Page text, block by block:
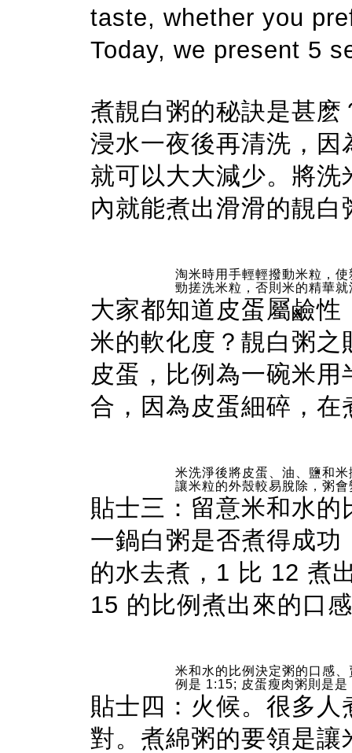
taste, whether you
Today, we present 5
煮靚白粥的秘訣是甚
浸水一夜後再清洗，
就可以大大減少。將
內就能煮出滑滑的靚白
淘米時用手輕輕撥動米粒，
勁搓洗米粒，否則米的精華就
大家都知道皮蛋屬鹼
米的軟化度？靚白粥
皮蛋，比例為一碗米
合，因為皮蛋細碎，
米洗淨後將皮蛋、油、鹽和
讓米粒的外殼較易脫除，粥
貼士三：留意米和水
一鍋白粥是否煮得成
的水去煮，1 比 12 煮
15 的比例煮出來的口
米和水的比例決定粥的口感
例是 1:15; 皮蛋瘦肉粥則是
貼士四：火候。很多
對。煮綿粥的要領是